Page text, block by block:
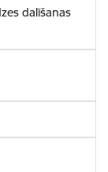
dalīšanas